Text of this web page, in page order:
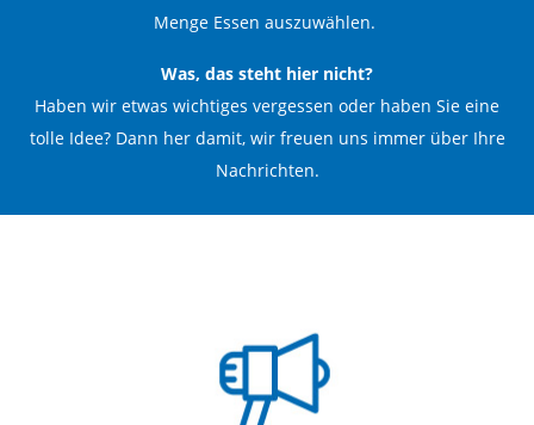
Menge Essen auszuwählen.
Was, das steht hier nicht?
Haben wir etwas wichtiges vergessen oder haben Sie eine
tolle Idee? Dann her damit, wir freuen uns immer über Ihre
Nachrichten.